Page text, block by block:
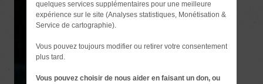
quelques services supplémentaires pour une meilleure
expérience sur le site (Analyses statistiques, Monétisation &
Service de cartographie).
Vous pouvez toujours modifier ou retirer votre consentement
plus tard.
Vous pouvez choisir de nous aider en faisant un don, ou